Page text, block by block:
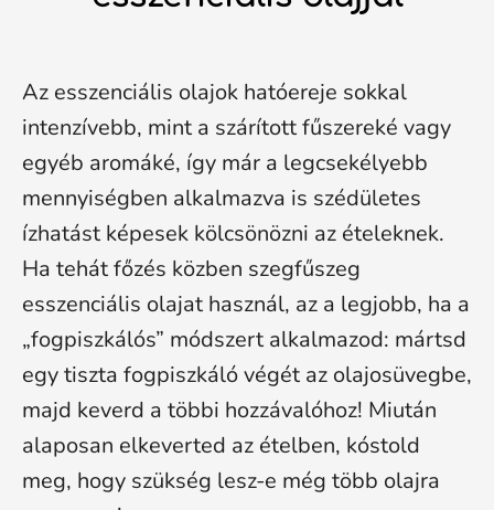
Az esszenciális olajok hatóereje sokkal
intenzívebb, mint a szárított fűszereké vagy
egyéb aromáké, így már a legcsekélyebb
mennyiségben alkalmazva is szédületes
ízhatást képesek kölcsönözni az ételeknek.
Ha tehát főzés közben szegfűszeg
esszenciális olajat használ, az a legjobb, ha a
„fogpiszkálós” módszert alkalmazod: mártsd
egy tiszta fogpiszkáló végét az olajosüvegbe,
majd keverd a többi hozzávalóhoz! Miután
alaposan elkeverted az ételben, kóstold
meg, hogy szükség lesz-e még több olajra